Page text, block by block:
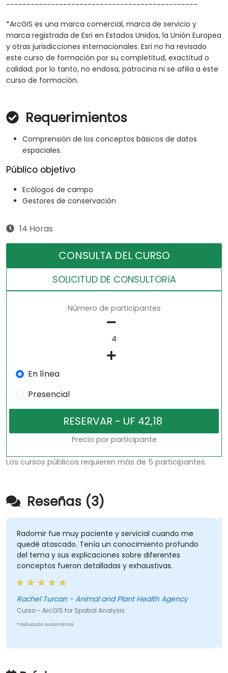
-----------------------------------------------
*ArcGIS es una marca comercial, marca de servicio y
marca registrada de Esri en Estados Unidos, la Unión Europea
y otras jurisdicciones internacionales. Esri no ha revisado
este curso de formación por su completitud, exactitud o
calidad; por lo tanto, no endosa, patrocina ni se afilia a este
curso de formación.
Requerimientos
Comprensión de los conceptos básicos de datos
espaciales.
Público objetivo
Ecólogos de campo
Gestores de conservación
14 Horas
CONSULTA DEL CURSO
SOLICITUD DE CONSULTORíA
Número de participantes
En línea
Presencial
Precio por participante
Los cursos públicos requieren más de 5 participantes.
Reseñas (3)
Radomir fue muy paciente y servicial cuando me
quedé atascado. Tenía un conocimiento profundo
del tema y sus explicaciones sobre diferentes
conceptos fueron detalladas y exhaustivas.
Rachel Turcan - Animal and Plant Health Agency
Curso - ArcGIS for Spatial Analysis
Traducción Automática